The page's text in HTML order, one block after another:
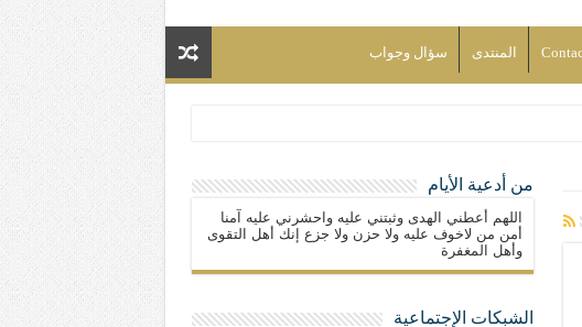
المنتدى سؤال وجواب
(عليهم السلام) فكلّ المسلمين شيعة.
من أدعية الأيام
اللهم أعطني الهدى وثبتني عليه واحشرني عليه آمنا
أمن من لاخوف عليه ولا حزن ولا جزع إنك أهل التقوى
وأهل المغفرة
الشبكات الإجتماعية